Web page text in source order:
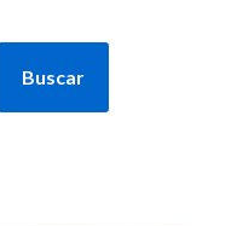
Buscar